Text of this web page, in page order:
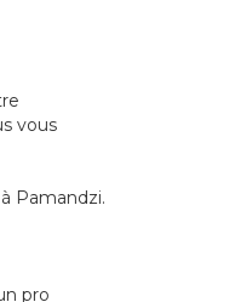
vous
Pamandzi.
pro